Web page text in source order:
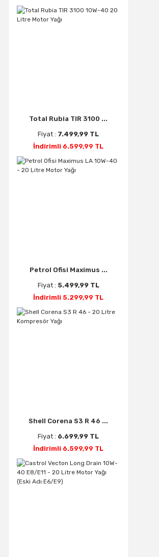
Total Rubia TIR 3100 ...
Fiyat : 7.499,99 TL
İndirimli 6.599,99 TL
Petrol Ofisi Maximus ...
Fiyat : 5.499,99 TL
İndirimli 5.299,99 TL
Shell Corena S3 R 46 ...
Fiyat : 6.699,99 TL
İndirimli 6.599,99 TL